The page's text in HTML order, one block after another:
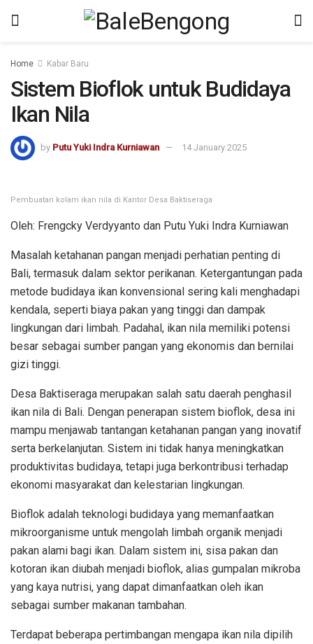
Home Kabar Baru
Sistem Bioflok untuk Budidaya
Ikan Nila
by Putu Yuki Indra Kurniawan 14 January 2025
Pembuatan kolam ikan nila di Kantor Desa Baktiseraga
Oleh: Frengcky Verdyyanto dan Putu Yuki Indra Kurniawan
Masalah ketahanan pangan menjadi perhatian penting di
Bali, termasuk dalam sektor perikanan. Ketergantungan pada
metode budidaya ikan konvensional sering kali menghadapi
kendala, seperti biaya pakan yang tinggi dan dampak
lingkungan dari limbah. Padahal, ikan nila memiliki potensi
besar sebagai sumber pangan yang ekonomis dan bernilai
gizi tinggi.
Desa Baktiseraga merupakan salah satu daerah penghasil
ikan nila di Bali. Dengan penerapan sistem bioflok, desa ini
mampu menjawab tantangan ketahanan pangan yang inovatif
serta berkelanjutan. Sistem ini tidak hanya meningkatkan
produktivitas budidaya, tetapi juga berkontribusi terhadap
ekonomi masyarakat dan kelestarian lingkungan.
Bioflok adalah teknologi budidaya yang memanfaatkan
mikroorganisme untuk mengolah limbah organik menjadi
pakan alami bagi ikan. Dalam sistem ini, sisa pakan dan
kotoran ikan diubah menjadi bioflok, alias gumpalan mikroba
yang kaya nutrisi, yang dapat dimanfaatkan oleh ikan
sebagai sumber makanan tambahan.
Terdapat beberapa pertimbangan mengapa ikan nila dipilih